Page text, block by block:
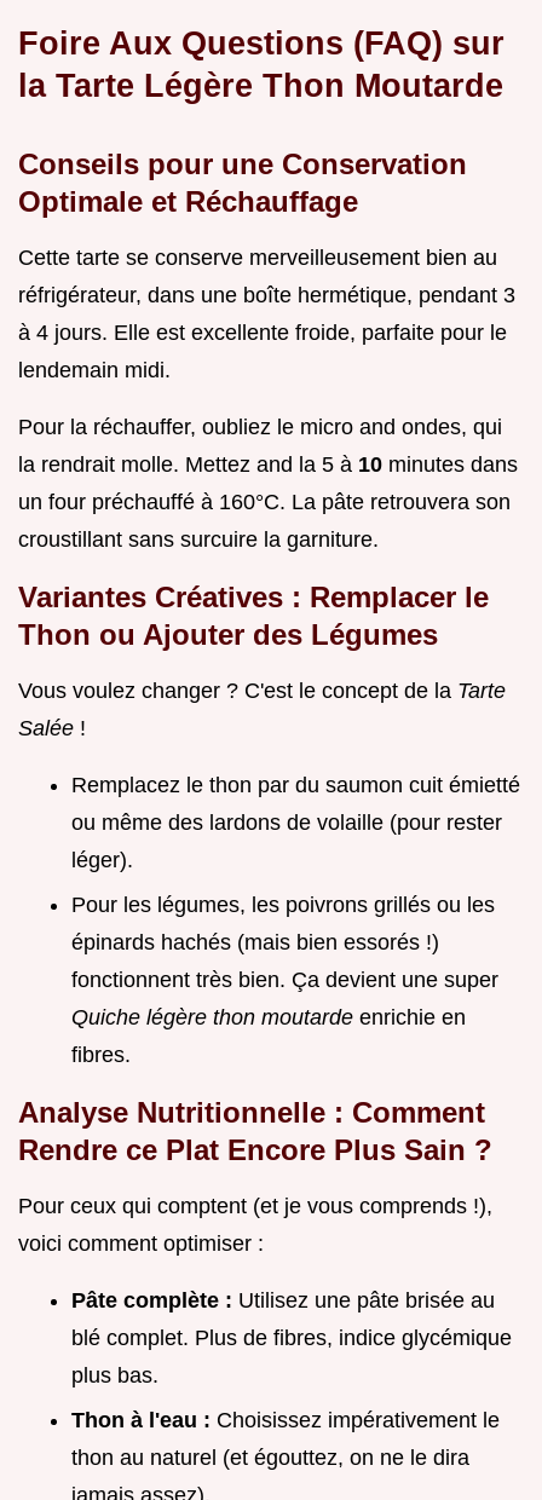
Foire Aux Questions (FAQ) sur
la Tarte Légère Thon Moutarde
Conseils pour une Conservation
Optimale et Réchauffage
Cette tarte se conserve merveilleusement bien au
réfrigérateur, dans une boîte hermétique, pendant 3
à 4 jours. Elle est excellente froide, parfaite pour le
lendemain midi.
Pour la réchauffer, oubliez le micro and ondes, qui
la rendrait molle. Mettez and la 5 à 10 minutes dans
un four préchauffé à 160°C. La pâte retrouvera son
croustillant sans surcuire la garniture.
Variantes Créatives : Remplacer le
Thon ou Ajouter des Légumes
Vous voulez changer ? C'est le concept de la Tarte
Salée !
Remplacez le thon par du saumon cuit émietté
ou même des lardons de volaille (pour rester
léger).
Pour les légumes, les poivrons grillés ou les
épinards hachés (mais bien essorés !)
fonctionnent très bien. Ça devient une super
Quiche légère thon moutarde enrichie en
fibres.
Analyse Nutritionnelle : Comment
Rendre ce Plat Encore Plus Sain ?
Pour ceux qui comptent (et je vous comprends !),
voici comment optimiser :
Pâte complète : Utilisez une pâte brisée au
blé complet. Plus de fibres, indice glycémique
plus bas.
Thon à l'eau : Choisissez impérativement le
thon au naturel (et égouttez, on ne le dira
jamais assez).